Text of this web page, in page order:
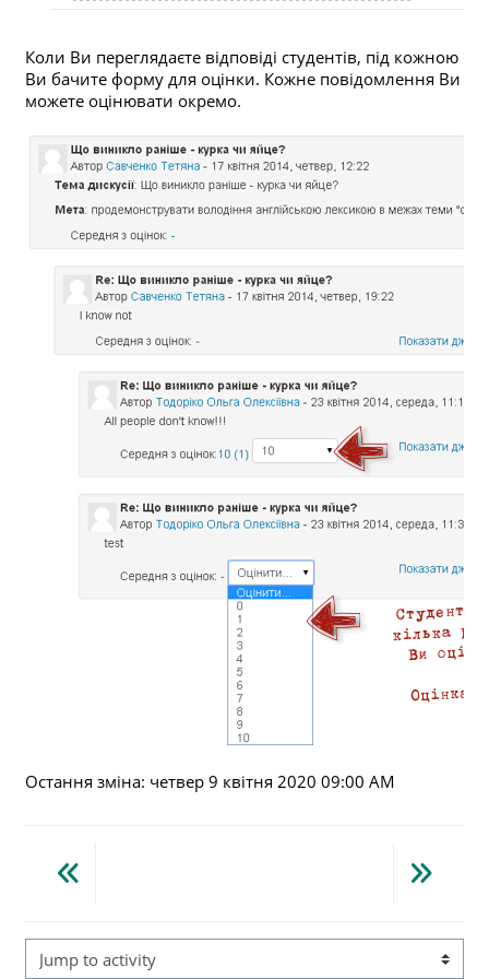
Коли Ви переглядаєте відповіді студентів, під кожною
Ви бачите форму для оцінки. Кожне повідомлення Ви
можете оцінювати окремо.
Остання зміна: четвер 9 квітня 2020 09:00 AM
Jump to activity